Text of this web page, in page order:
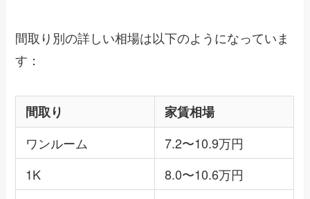
間取り別の詳しい相場は以下のようになっていま
す：
間取り
家賃相場
ワンルーム
7.2〜10.9万円
1K
8.0〜10.6万円